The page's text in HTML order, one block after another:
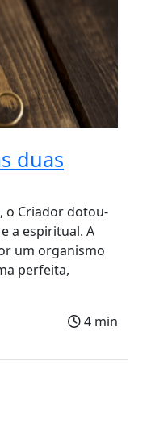
duas
o Criador dotou-
a espiritual. A
um organismo
perfeita,
4 min